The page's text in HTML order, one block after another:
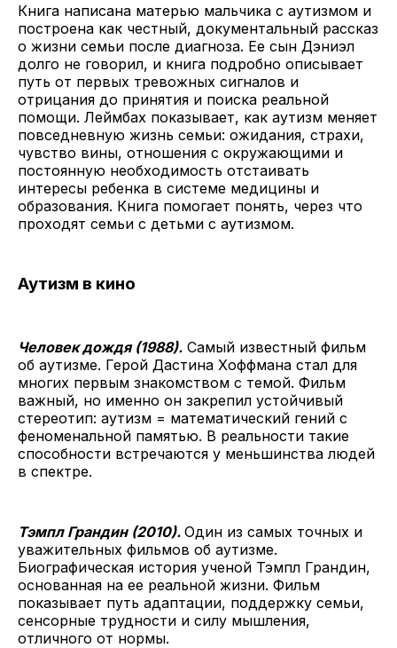
Книга написана матерью мальчика с аутизмом и
построена как честный, документальный рассказ
о жизни семьи после диагноза. Ее сын Дэниэл
долго не говорил, и книга подробно описывает
путь от первых тревожных сигналов и
отрицания до принятия и поиска реальной
помощи. Леймбах показывает, как аутизм меняет
повседневную жизнь семьи: ожидания, страхи,
чувство вины, отношения с окружающими и
постоянную необходимость отстаивать
интересы ребенка в системе медицины и
образования. Книга помогает понять, через что
проходят семьи с детьми с аутизмом.
Аутизм в кино
Человек дождя (1988). Самый известный фильм
об аутизме. Герой Дастина Хоффмана стал для
многих первым знакомством с темой. Фильм
важный, но именно он закрепил устойчивый
стереотип: аутизм = математический гений с
феноменальной памятью. В реальности такие
способности встречаются у меньшинства людей
в спектре.
Тэмпл Грандин (2010). Один из самых точных и
уважительных фильмов об аутизме.
Биографическая история ученой Тэмпл Грандин,
основанная на ее реальной жизни. Фильм
показывает путь адаптации, поддержку семьи,
сенсорные трудности и силу мышления,
отличного от нормы.